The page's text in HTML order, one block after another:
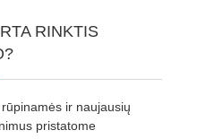
RINKTIS
ir naujausių
pristatome